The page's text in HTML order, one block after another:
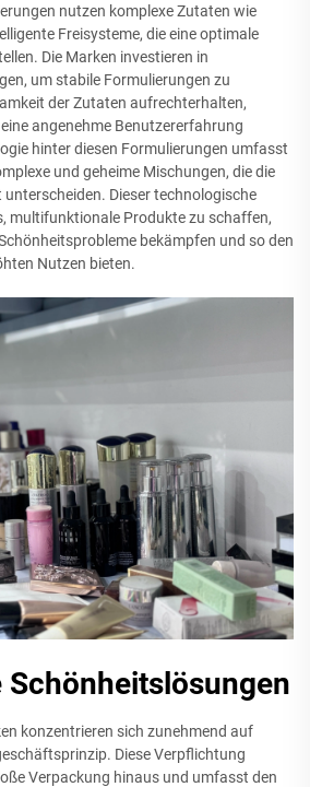
nutzen komplexe Zutaten wie
Freisysteme, die eine optimale
Die Marken investieren in
um stabile Formulierungen zu
der Zutaten aufrechterhalten,
angenehme Benutzererfahrung
hinter diesen Formulierungen umfasst
und geheime Mischungen, die die
Dieser technologische
multifunktionale Produkte zu schaffen,
bekämpfen und so den
Nutzen bieten.
Schönheitslösungen
konzentrieren sich zunehmend auf
Diese Verpflichtung
Verpackung hinaus und umfasst den